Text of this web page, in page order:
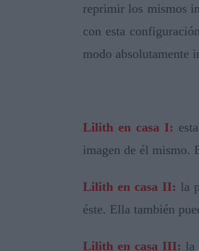
reprimir los mismos
con esta
modo absolutamente
Lilith en casa I:
imagen de él mismo.
Lilith en casa II: la
éste. Ella también
Lilith en casa III: la